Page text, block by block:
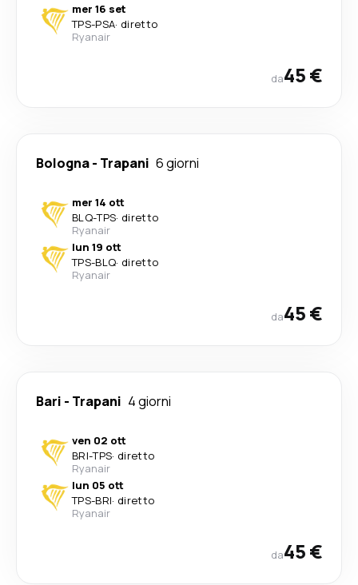
mer 16 set
TPS-PSA· diretto
Ryanair
da45 €
Bologna- Trapani 6 giorni
mer 14 ott
BLQ-TPS· diretto
Ryanair
lun 19 ott
TPS-BLQ· diretto
Ryanair
da45 €
Bari - Trapani 4 giorni
ven 02 ott
BRI-TPS· diretto
Ryanair
lun 05 ott
TPS-BRI· diretto
Ryanair
da45 €